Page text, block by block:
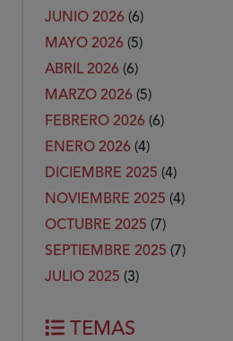
JUNIO 2026 (6)
MAYO 2026 (5)
ABRIL 2026 (6)
MARZO 2026 (5)
FEBRERO 2026 (6)
ENERO 2026 (4)
DICIEMBRE 2025 (4)
NOVIEMBRE 2025 (4)
OCTUBRE 2025 (7)
SEPTIEMBRE 2025 (7)
JULIO 2025 (3)
TEMAS